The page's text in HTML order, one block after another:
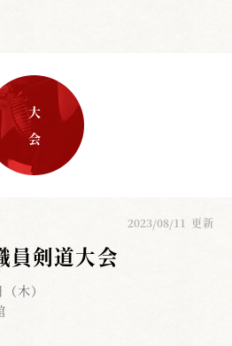
大 会
2023/08/11 更新
員剣道大会
木）